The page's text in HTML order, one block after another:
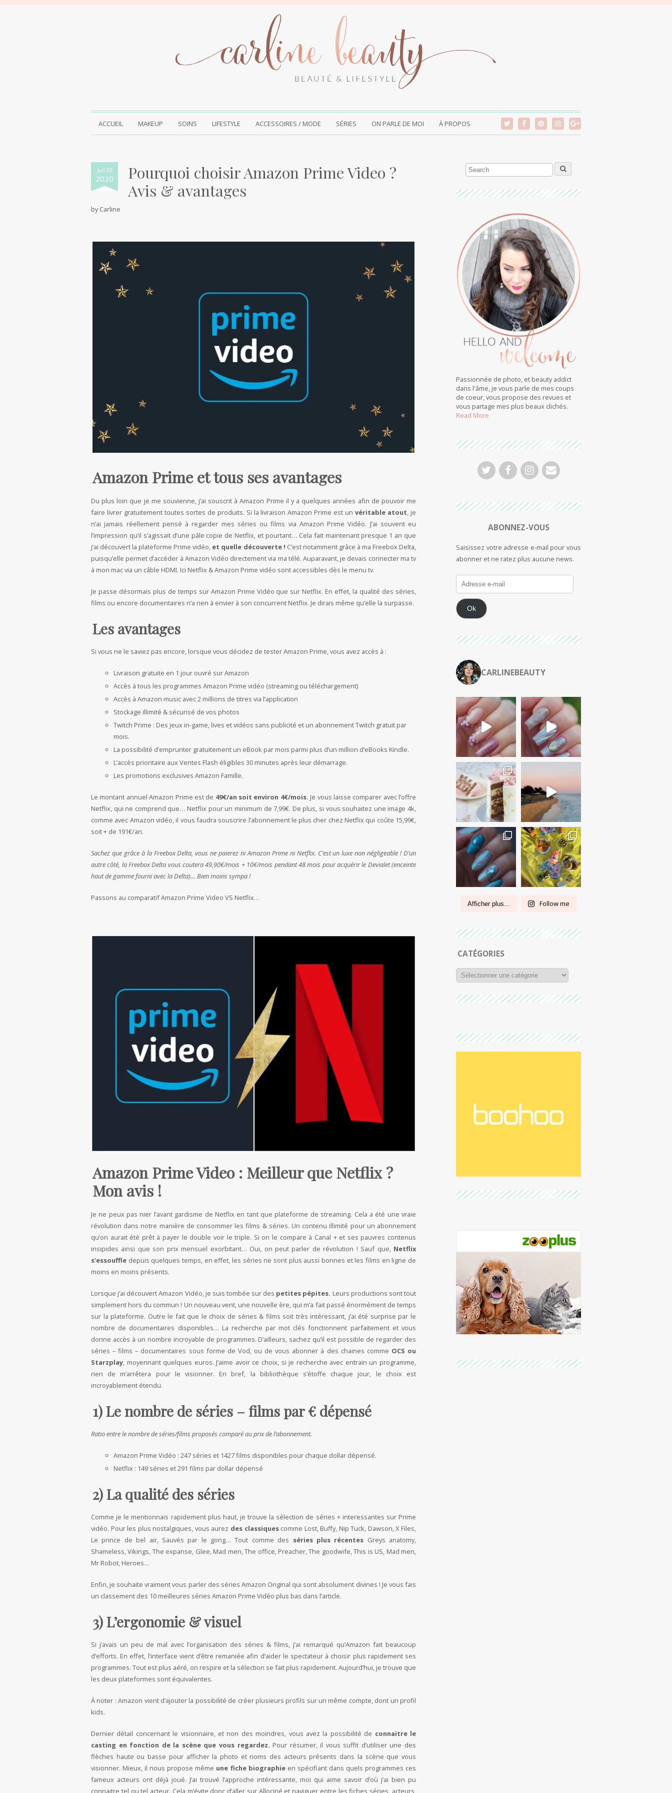
ACCUEIL MAKEUP SOINS LIFESTYLE ACCESSOIRES / MODE SÉRIES ON PARLE DE MOI À PROPOS
Juil 26
2020
Pourquoi choisir Amazon Prime Video ?
Avis & avantages
byCarline
Amazon Prime et tous ses avantages
Du plus loin que je me souvienne, j’ai souscrit à Amazon Prime il y a quelques années afin de pouvoir me
faire livrer gratuitement toutes sortes de produits. Si la livraison Amazon Prime est unvéritable atout, je
n’ai jamais réellement pensé à regarder mes séries ou films via Amazon Prime Vidéo. J’ai souvent eu
l’impression qu’il s’agissait d’une pâle copie de Netflix, et pourtant… Cela fait maintenant presque 1 an que
j’ai découvert la plateforme Prime vidéo, et quelle découverte ! C’est notamment grâce à ma Freebox Delta,
puisqu’elle permet d’accéder à Amazon Vidéo directement via ma télé. Auparavant, je devais connecter ma tv
à mon mac via un câble HDMI. Ici Netflix & Amazon Prime vidéo sont accessibles dès le menu tv.
Je passe désormais plus de temps sur Amazon Prime Vidéo que sur Netflix. En effet, la qualité des séries,
films ou encore documentaires n’a rien à envier à son concurrent Netflix. Je dirais même qu’elle la surpasse.
Les avantages
Si vous ne le saviez pas encore, lorsque vous décidez de tester Amazon Prime, vous avez accès à :
Livraison gratuite en 1 jour ouvré sur Amazon
Accès à tous les programmes Amazon Prime vidéo (streaming ou téléchargement)
Accès à Amazon music avec 2 millions de titres via l’application
Stockage illimité & sécurisé de vos photos
Twitch Prime : Des jeux in-game, lives et vidéos sans publicité et un abonnement Twitch gratuit par
mois.
La possibilité d’emprunter gratuitement un eBook par mois parmi plus d’un million d’eBooks Kindle.
L’accès prioritaire aux Ventes Flash éligibles 30 minutes après leur démarrage.
Les promotions exclusives Amazon Famille.
Le montant annuel Amazon Prime est de 49€/an soit environ 4€/mois. Je vous laisse comparer avec l’offre
Netflix, qui ne comprend que… Netflix pour un minimum de 7,99€. De plus, si vous souhaitez une image 4k,
comme avec Amazon vidéo, il vous faudra souscrire l’abonnement le plus cher chez Netflix qui coûte 15,99€,
soit + de 191€/an.
Sachez que grâce à la Freebox Delta, vous ne paierez ni Amazon Prime ni Netflix. C’est un luxe non négligeable ! D’un
autre côté, la Freebox Delta vous coutera 49,90€/mois + 10€/mois pendant 48 mois pour acquérir le Devialet (enceinte
haut de gamme fourni avec la Delta)… Bien moins sympa !
Passons au comparatif Amazon Prime Video VS Netflix…
Amazon Prime Video : Meilleur que Netflix ?
Mon avis !
Je ne peux pas nier l’avant gardisme de Netflix en tant que plateforme de streaming. Cela a été une vraie
révolution dans notre manière de consommer les films & séries. Un contenu illimité pour un abonnement
qu’on aurait été prêt à payer le double voir le triple. Si on le compare à Canal + et ses pauvres contenus
insipides ainsi que son prix mensuel exorbitant… Oui, on peut parler de révolution ! Sauf que, Netflix
s’essouffle depuis quelques temps, en effet, les séries ne sont plus aussi bonnes et les films en ligne de
moins en moins présents.
Lorsque j’ai découvert Amazon Vidéo, je suis tombée sur des petites pépites. Leurs productions sont tout
simplement hors du commun ! Un nouveau vent, une nouvelle ère, qui m’a fait passé énormément de temps
sur la plateforme. Outre le fait que le choix de séries & films soit très intéressant, j’ai été surprise par le
nombre de documentaires disponibles… La recherche par mot clés fonctionnent parfaitement et vous
donne accès à un nombre incroyable de programmes. D’ailleurs, sachez qu’il est possible de regarder des
séries – films – documentaires sous forme de Vod, ou de vous abonner à des chaines comme OCS ou
Starzplay, moyennant quelques euros. J’aime avoir ce choix, si je recherche avec entrain un programme,
rien de m’arrêtera pour le visionner. En bref, la bibliothèque s’étoffe chaque jour, le choix est
incroyablement étendu.
1) Le nombre de séries – films par € dépensé
Ratio entre le nombre de séries/films proposés comparé au prix de l’abonnement.
Amazon Prime Vidéo : 247 séries et 1427 films disponibles pour chaque dollar dépensé.
Netflix : 149 séries et 291 films par dollar dépensé
2) La qualité des séries
Comme je le mentionnais rapidement plus haut, je trouve la sélection de séries + interessantes sur Prime
vidéo. Pour les plus nostalgiques, vous aurez des classiquescomme Lost, Buffy, Nip Tuck, Dawson, X Files,
Le prince de bel air, Sauvés par le gong… Tout comme des séries plus récentes Greys anatomy,
Shameless, Vikings, The expanse, Glee, Mad men, The office, Preacher, The goodwife, This is US, Mad men,
Mr Robot, Heroes…
Enfin, je souhaite vraiment vous parler des séries Amazon Original qui sont absolument divines ! Je vous fais
un classement des 10 meilleures séries Amazon Prime Vidéo plus bas dans l’article.
3) L’ergonomie & visuel
Si j’avais un peu de mal avec l’organisation des séries & films, j’ai remarqué qu’Amazon fait beaucoup
d’efforts. En effet, l’interface vient d’être remaniée afin d’aider le spectateur à choisir plus rapidement ses
programmes. Tout est plus aéré, on respire et la sélection se fait plus rapidement. Aujourd’hui, je trouve que
les deux plateformes sont équivalentes.
À noter : Amazon vient d’ajouter la possibilité de créer plusieurs profils sur un même compte, dont un profil
kids.
Dernier détail concernant le visionnaire, et non des moindres, vous avez la possibilité de connaitre le
casting en fonction de la scène que vous regardez. Pour résumer, il vous suffit d’utiliser une des
flèches haute ou basse pour afficher la photo et noms des acteurs présents dans la scène que vous
visionner. Mieux, il nous propose même une fiche biographieen spécifiant dans quels programmes ces
fameux acteurs ont déjà joué. J’ai trouvé l’approche intéressante, moi qui aime savoir d’où j’ai bien pu
connaitre tel ou tel acteur. Cela m’évite donc d’aller sur Allociné et naviguer entre les fiches séries, acteurs,
Passionnée de photo, et beauty addict
dans l'âme, je vous parle de mes coups
de coeur, vous propose des revues et
vous partage mes plus beaux clichés.
Read More
ABONNEZ-VOUS
Saisissez votre adresse e-mail pour vous
abonner et ne ratez plus aucune news.
Ok
CARLINEBEAUTY
Afficher plus... Follow me
CATÉGORIES